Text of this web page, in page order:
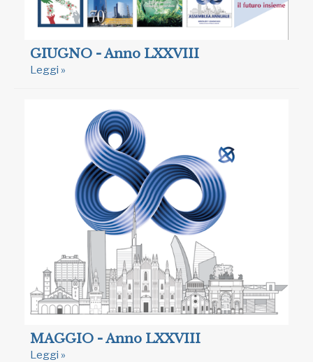
GIUGNO - Anno LXXVIII
Leggi »
MAGGIO - Anno LXXVIII
Leggi »